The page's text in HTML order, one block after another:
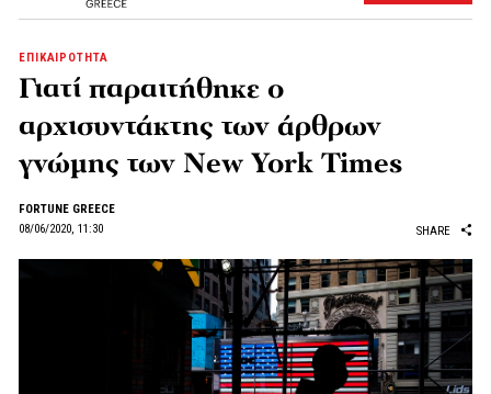
ΕΠΙΚΑΙΡΟΤΗΤΑ
Γιατί παραιτήθηκε ο
αρχισυντάκτης των άρθρων
γνώμης των New York Times
FORTUNE GREECE
08/06/2020, 11:30
SHARE